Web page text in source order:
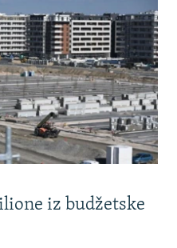
iz budžetske